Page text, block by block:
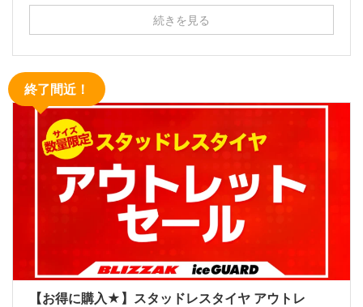
続きを見る
終了間近！
【お得に購入★】スタッドレスタイヤ アウトレ